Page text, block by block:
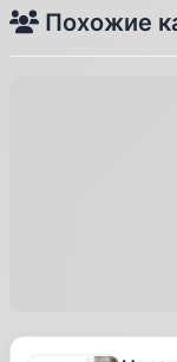
Похожие